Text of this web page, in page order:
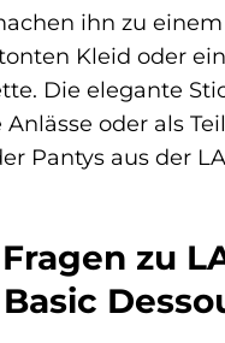
ihn zu
Kleid oder
Die elegante
oder als
Pantys aus der
zu